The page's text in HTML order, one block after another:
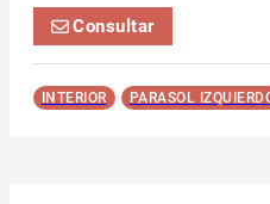
Consultar
INTERIOR PARASOL